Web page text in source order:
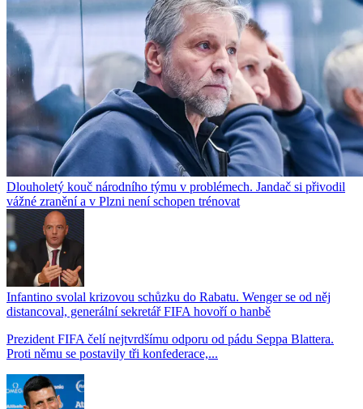
Dlouholetý kouč národního týmu v problémech. Jandač si přivodil
vážné zranění a v Plzni není schopen trénovat
Infantino svolal krizovou schůzku do Rabatu. Wenger se od něj
distancoval, generální sekretář FIFA hovoří o hanbě
Prezident FIFA čelí nejtvrdšímu odporu od pádu Seppa Blattera.
Proti němu se postavily tři konfederace,...